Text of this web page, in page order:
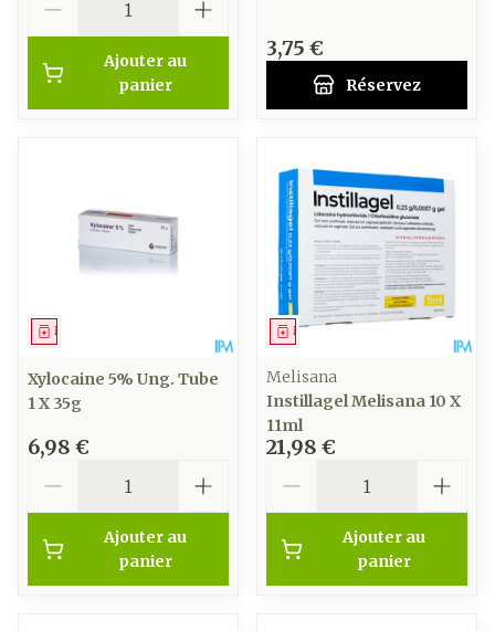
Ajouter au
panier
3,75 €
Réservez
Médicament
Xylocaine 5% Ung. Tube
1 X 35g
6,98 €
Ajouter au
panier
Médicament
Melisana
Instillagel Melisana 10 X
11ml
21,98 €
Ajouter au
panier